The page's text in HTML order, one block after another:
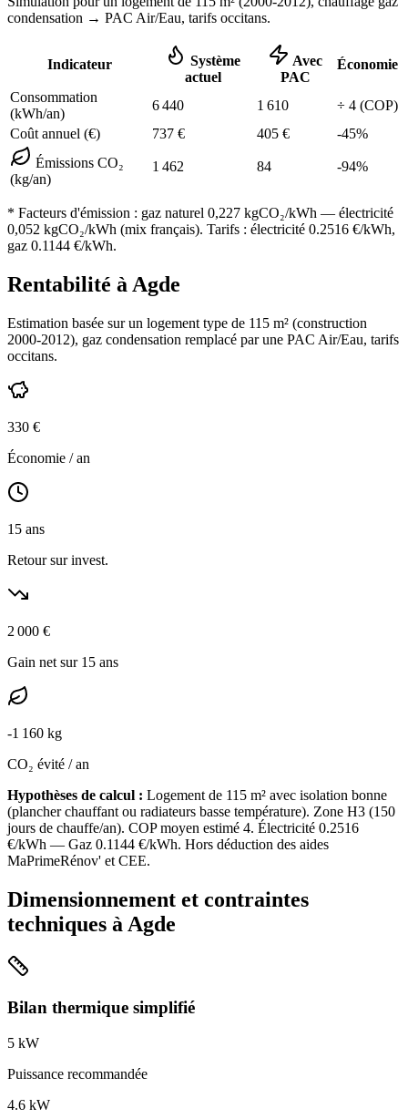
condensation → PAC Air/Eau, tarifs occitans.
Indicateur
Système
actuel
Avec
PAC
Économie
Consommation
(kWh/an)
6 440 1 610 ÷ 4 (COP)
Coût annuel (€)
737 € 405 € -45%
Émissions CO₂
(kg/an)
1 462 84 -94%
* Facteurs d'émission : gaz naturel 0,227 kgCO₂/kWh — électricité
0,052 kgCO₂/kWh (mix français). Tarifs : électricité 0.2516 €/kWh,
gaz 0.1144 €/kWh.
Rentabilité àAgde
Estimation basée sur un logement type de 115 m² (construction
2000-2012), gaz condensation remplacé par une PAC Air/Eau, tarifs
occitans.
330 €
Économie / an
15 ans
Retour sur invest.
2 000 €
Gain net sur 15 ans
-1 160 kg
CO₂ évité / an
Hypothèses de calcul : Logement de 115 m² avec isolation bonne
(plancher chauffant ou radiateurs basse température). Zone H3 (150
jours de chauffe/an). COP moyen estimé 4. Électricité 0.2516
€/kWh — Gaz 0.1144 €/kWh. Hors déduction des aides
MaPrimeRénov' et CEE.
Dimensionnement et contraintes
techniques à Agde
Bilan thermique simplifié
5 kW
Puissance recommandée
4.6 kW